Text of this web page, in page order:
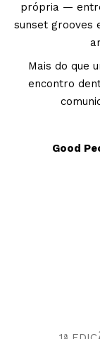
própria —
sunset grooves
Mais do que
encontro
Good